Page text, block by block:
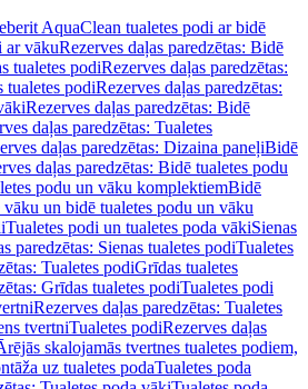
AquaClean tualetes podi ar bidē
ar vākuRezerves daļas paredzētas: Bidē
tualetes podiRezerves daļas paredzētas:
tualetes podiRezerves daļas paredzētas:
Rezerves daļas paredzētas: Bidē
daļas paredzētas: Tualetes
daļas paredzētas: Dizaina paneļiBidē
daļas paredzētas: Bidē tualetes podu
podu un vāku komplektiemBidē
un bidē tualetes podu un vāku
Tualetes podi un tualetes poda vākiSienas
paredzētas: Sienas tualetes podiTualetes
Tualetes podiGrīdas tualetes
Grīdas tualetes podiTualetes podi
Rezerves daļas paredzētas: Tualetes
tvertniTualetes podiRezerves daļas
skalojamās tvertnes tualetes podiem,
uz tualetes podaTualetes poda